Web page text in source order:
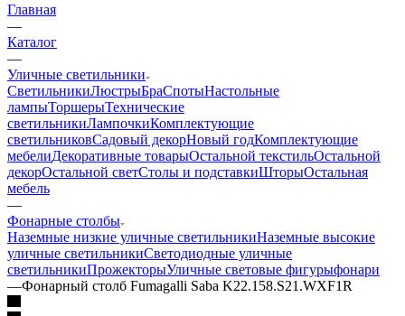
Главная
—
Каталог
—
Уличные светильники
СветильникиЛюстрыБраСпотыНастольные
лампыТоршерыТехнические
светильникиЛампочкиКомплектующие
светильниковСадовый декорНовый годКомплектующие
мебелиДекоративные товарыОстальной текстильОстальной
декорОстальной светСтолы и подставкиШторыОстальная
мебель
—
Фонарные столбы
Наземные низкие уличные светильникиНаземные высокие
уличные светильникиСветодиодные уличные
светильникиПрожекторыУличные световые фигурыфонари
—Фонарный столб Fumagalli Saba K22.158.S21.WXF1R